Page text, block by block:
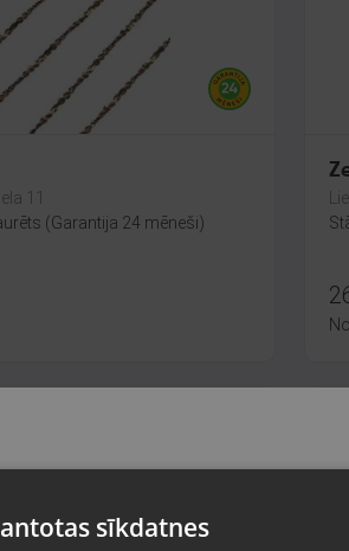
11
(Garantija 24 mēneši)
No
sīkdatnes